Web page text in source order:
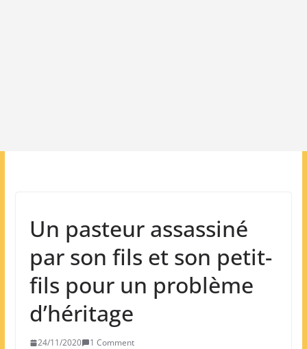
Un pasteur assassiné
par son fils et son petit-
fils pour un problème
d’héritage
24/11/2020 1 Comment